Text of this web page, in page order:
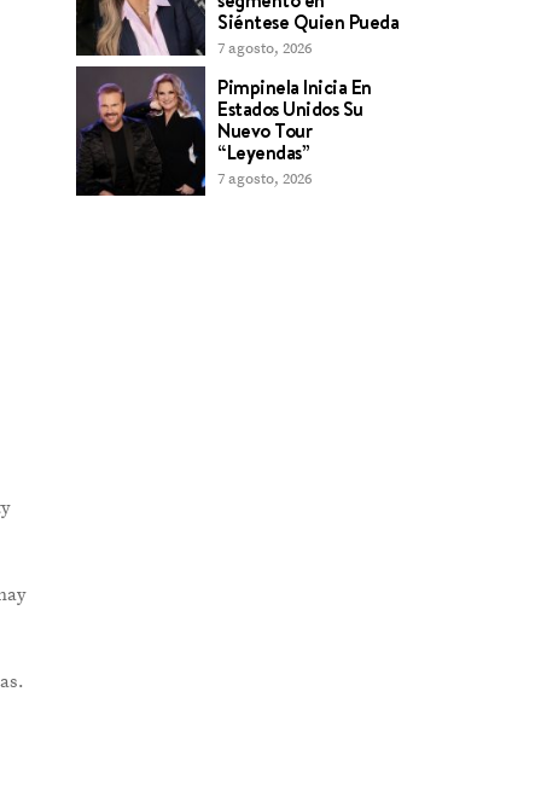
Siéntese Quien Pueda
7 agosto, 2026
Pimpinela Inicia En
Estados Unidos Su
Nuevo Tour
“Leyendas”
7 agosto, 2026